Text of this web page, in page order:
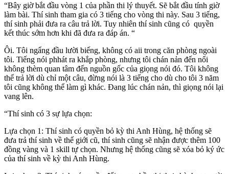
“Bây giờ bắt đầu vòng 1 của phần thi lý thuyết. Sẽ bắt đầu tính giờ
làm bài. Thí sinh tham gia có 3 tiếng cho vòng thi này. Sau 3 tiếng,
thí sinh phải đưa ra câu trả lời. Tuy nhiên thí sinh cũng có quyền
kết thúc sớm hơn khi đã đưa ra đáp án. “
Ôi. Tôi ngẩng đầu lười biếng, không có aii trong căn phòng ngoài
tôi. Tiếng nói phhát ra khắp phòng, nhưng tôi chán nản đến nổi
không thèm quan tâm đến nguồn gốc của giọng nói đó. Tôi không
thể trả lời dù chỉ một câu, đừng nói là 3 tiếng cho dù cho tôi 3 năm
tôi cũng không thể làm gì khác. Đang lúc chán nản, thì giọng nói lại
vang lên.
“Thí sinh có 3 sự lựa chọn:
Lựa chọn 1: Thí sinh có quyền bỏ kỳ thi Anh Hùng, hệ thống sẽ
đưa trả thí sinh về thế giới cũ, thí sinh cũng sẽ nhận được thêm 100
đồng vàng và 1 skill tự chọn. Nhưng hệ thống cũng sẽ xóa bỏ ký ức
của thí sinh về kỳ thi Anh Hùng.